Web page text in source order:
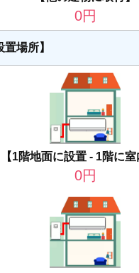
0円
置場所】
【1階地面に設置 - 1階に室
0円